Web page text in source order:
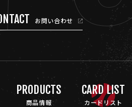
お問い合わせ
PRODUCTS
商品情報
CARD LIST
カードリスト